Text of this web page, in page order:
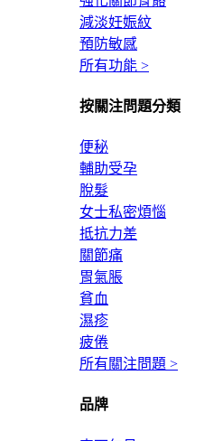
減淡妊娠紋
預防敏感
所有功能 >
按關注問題分類
便秘
輔助受孕
脫髮
女士私密煩惱
抵抗力差
關節痛
胃氣脹
貧血
濕疹
疲倦
所有關注問題 >
品牌